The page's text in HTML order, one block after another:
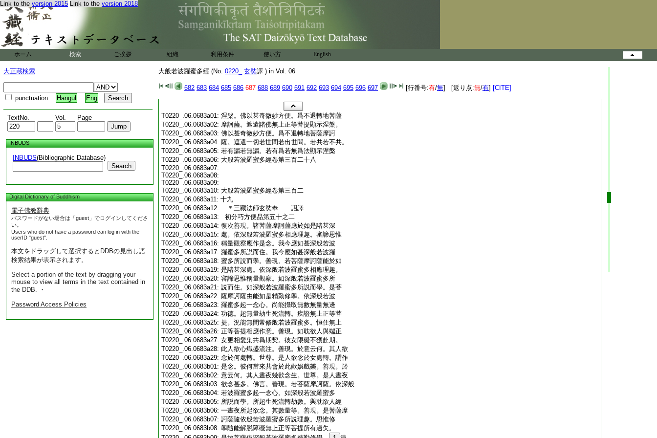
Link to the version 2015 Link to the version 2018
ホーム 検索 ご挨拶 組織 利用条件 使い方 English
大正蔵検索
punctuation Hangul Eng
TextNo. Vol. Page
INBUDS
INBUDS(Bibliographic Database)
Search
Digital Dictionary of Buddhism
電子佛教辭典
パスワードがない場合は「guest」でログインしてくださ
い。
Users who do not have a password can log in with the
userID "guest".
本文をドラッグして選択するとDDBの見出し語
検索結果が表示されます。
Select a portion of the text by dragging your
mouse to view all terms in the text contained in
the DDB. ・
Password Access Policies
大般若波羅蜜多經 (No. 0220_ 玄奘譯 ) in Vol. 06
682 683 684 685 686 687 688 689 690 691 692 693 694 695 696 697 [行番号:有/無] [返り点:無/有] [CITE]
T0220_.06.0683a01: 涅槃。佛以甚奇微妙方便。爲不退轉地菩薩
T0220_.06.0683a02: 摩訶薩。遮遣諸佛無上正等菩提顯示涅槃。
T0220_.06.0683a03: 佛以甚奇微妙方便。爲不退轉地菩薩摩訶
T0220_.06.0683a04: 薩。遮遣一切若世間若出世間。若共若不共。
T0220_.06.0683a05: 若有漏若無漏。若有爲若無爲法顯示涅槃
T0220_.06.0683a06: 大般若波羅蜜多經卷第三百二十八
T0220_.06.0683a07:
T0220_.06.0683a08:
T0220_.06.0683a09:
T0220_.06.0683a10: 大般若波羅蜜多經卷第三百二
T0220_.06.0683a11: 十九
T0220_.06.0683a12:
＊三藏法師玄奘奉 詔譯
T0220_.06.0683a13:
初分巧方便品第五十之二
T0220_.06.0683a14: 復次善現。諸菩薩摩訶薩應於如是諸甚深
T0220_.06.0683a15: 處。依深般若波羅蜜多相應理趣。審諦思惟
T0220_.06.0683a16: 稱量觀察應作是念。我今應如甚深般若波
T0220_.06.0683a17: 羅蜜多所説而住。我今應如甚深般若波羅
T0220_.06.0683a18: 蜜多所説而學。善現。若菩薩摩訶薩能於如
T0220_.06.0683a19: 是諸甚深處。依深般若波羅蜜多相應理趣。
T0220_.06.0683a20: 審諦思惟稱量觀察。如深般若波羅蜜多所
T0220_.06.0683a21: 説而住。如深般若波羅蜜多所説而學。是菩
T0220_.06.0683a22: 薩摩訶薩由能如是精勤修學。依深般若波
T0220_.06.0683a23: 羅蜜多起一念心。尚能攝取無數無量無邊
T0220_.06.0683a24: 功徳。超無量劫生死流轉。疾證無上正等菩
T0220_.06.0683a25: 提。況能無間常修般若波羅蜜多。恒住無上
T0220_.06.0683a26: 正等菩提相應作意。善現。如耽欲人與端正
T0220_.06.0683a27: 女更相愛染共爲期契。彼女限礙不獲赴期。
T0220_.06.0683a28: 此人欲心熾盛流注。善現。於意云何。其人欲
T0220_.06.0683a29: 念於何處轉。世尊。是人欲念於女處轉。謂作
T0220_.06.0683b01: 是念。彼何當來共會於此歡娯戲樂。善現。於
T0220_.06.0683b02: 意云何。其人晝夜幾欲念生。世尊。是人晝夜
T0220_.06.0683b03: 欲念甚多。佛言。善現。若菩薩摩訶薩。依深般
T0220_.06.0683b04: 若波羅蜜多起一念心。如深般若波羅蜜多
T0220_.06.0683b05: 所説而學。所超生死流轉劫數。與耽欲人經
T0220_.06.0683b06: 一晝夜所起欲念。其數量等。善現。是菩薩摩
T0220_.06.0683b07: 訶薩隨依般若波羅蜜多所説理趣。思惟修
T0220_.06.0683b08: 學隨能解脱障礙無上正等菩提所有過失。